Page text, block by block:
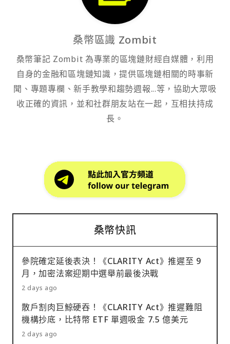
桑幣區識 Zombit
桑幣筆記 Zombit 為專業的區塊鏈財經自媒體，利用
自身的金融和區塊鏈知識，提供區塊鏈相關的時事新
聞、專題專欄、新手教學和趨勢週報...等，協助大眾吸
收正確的資訊，並和社群朋友站在一起，互相扶持成
長。
桑幣快訊
參院確定延後表決！《CLARITY Act》推遲至 9
月，加密法案迎期中選舉前最後決戰
2 days ago
散戶割肉巨鯨硬吞！《CLARITY Act》推遲難阻
機構抄底，比特幣 ETF 單週吸金 7.5 億美元
2 days ago